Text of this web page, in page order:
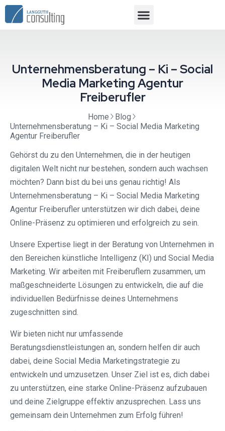
Unternehmensberatung – Ki – Social
Media Marketing Agentur
Freiberufler
Home
Blog
Unternehmensberatung – Ki – Social Media Marketing
Agentur Freiberufler
Gehörst du zu den Unternehmen, die in der heutigen
digitalen Welt nicht nur bestehen, sondern auch wachsen
möchten? Dann bist du bei uns genau richtig! Als
Unternehmensberatung – Ki – Social Media Marketing
Agentur Freiberufler unterstützen wir dich dabei, deine
Online-Präsenz zu optimieren und erfolgreich zu sein.
Unsere Expertise liegt in der Beratung von Unternehmen in
den Bereichen künstliche Intelligenz (KI) und Social Media
Marketing. Wir arbeiten mit Freiberuflern zusammen, um
maßgeschneiderte Lösungen zu entwickeln, die auf die
individuellen Bedürfnisse deines Unternehmens
zugeschnitten sind.
Wir bieten nicht nur umfassende
Beratungsdienstleistungen an, sondern helfen dir auch
dabei, deine Social Media Marketingstrategie zu
entwickeln und umzusetzen. Unser Ziel ist es, dich dabei
zu unterstützen, eine starke Online-Präsenz aufzubauen
und deine Zielgruppe effektiv anzusprechen. Lass uns
gemeinsam dein Unternehmen zum Erfolg führen!